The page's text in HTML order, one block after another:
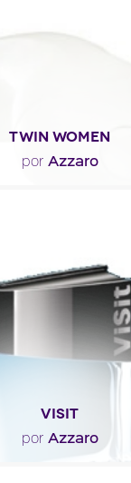
del perfume
TWIN WOMEN
por Azzaro
del perfume
VISIT
por Azzaro